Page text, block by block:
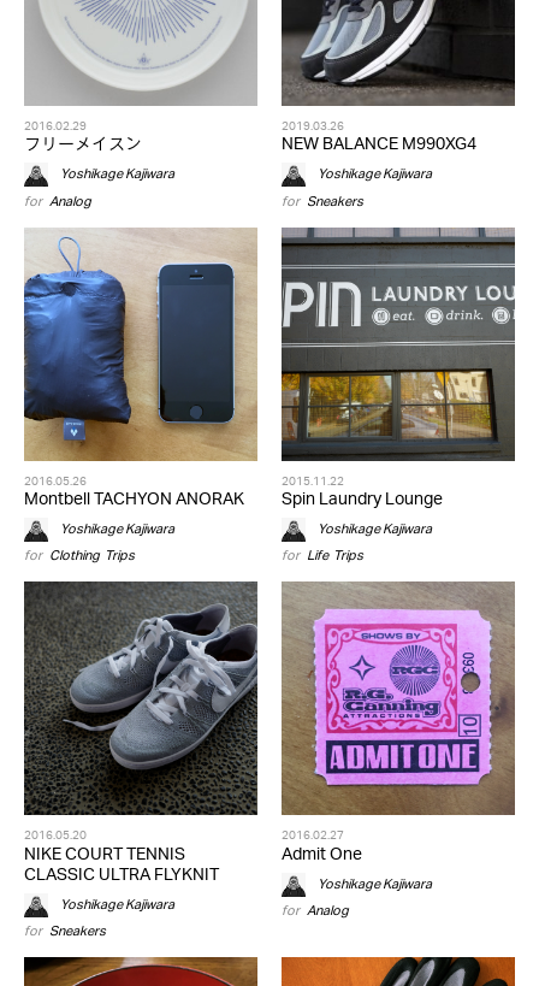
2016.02.29
フリーメイスン
Yoshikage Kajiwara
for Analog
2019.03.26
NEW BALANCE M990XG4
Yoshikage Kajiwara
for Sneakers
2016.05.26
Montbell TACHYON ANORAK
Yoshikage Kajiwara
for Clothing, Trips
2015.11.22
Spin Laundry Lounge
Yoshikage Kajiwara
for Life, Trips
2016.05.20
NIKE COURT TENNIS
CLASSIC ULTRA FLYKNIT
Yoshikage Kajiwara
for Sneakers
2016.02.27
Admit One
Yoshikage Kajiwara
for Analog